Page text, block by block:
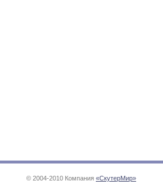
© 2004-2010 Компания «СкутерМир»